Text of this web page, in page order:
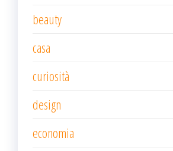
beauty
casa
curiosità
design
economia